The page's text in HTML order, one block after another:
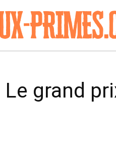
Le grand